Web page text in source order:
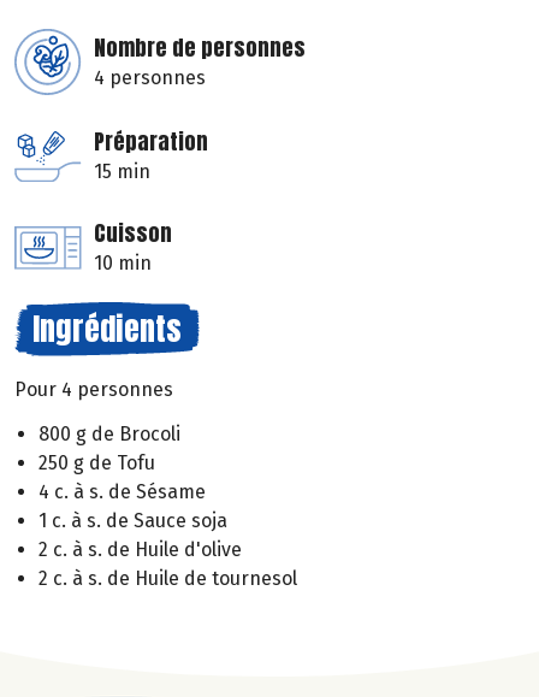
Nombre de personnes
4 personnes
Préparation
15 min
Cuisson
10 min
Ingrédients
Pour 4 personnes
800 g de Brocoli
250 g de Tofu
4 c. à s. de Sésame
1 c. à s. de Sauce soja
2 c. à s. de Huile d'olive
2 c. à s. de Huile de tournesol